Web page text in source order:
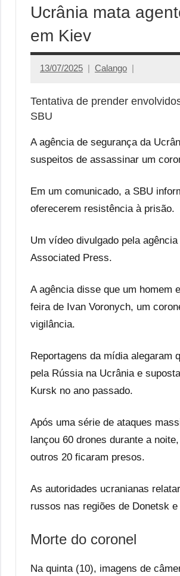
Ucrânia mata
em Kiev
13/07/2025 Calango
Tentativa de prender
SBU
A agência de segurança da
suspeitos de assassinar um
Em um comunicado, a SBU
oferecerem resistência à prisão.
Um vídeo divulgado pela
Associated Press.
A agência disse que um homem
feira de Ivan Voronych, um
vigilância.
Reportagens da mídia alegaram
pela Rússia na Ucrânia e
Kursk no ano passado.
Após uma série de ataques
lançou 60 drones durante a
outros 20 ficaram presos.
As autoridades ucranianas
russos nas regiões de Donetsk
Morte do coronel
Na quinta (10), imagens de